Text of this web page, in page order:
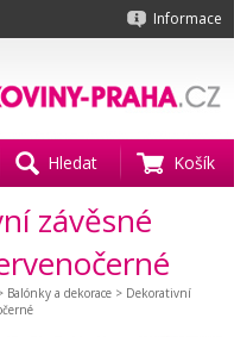
Informace
Hledat Košík
závěsné
Balónky a dekorace > Dekorativní